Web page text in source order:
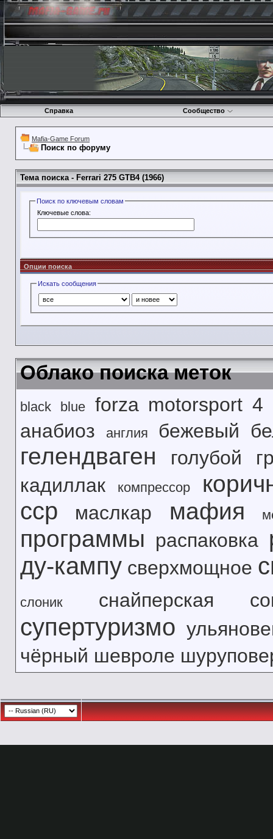
Справка Сообщество
Mafia-Game Forum
Поиск по форуму
Тема поиска - Ferrari 275 GTB4 (1966)
Поиск по ключевым словам
Ключевые слова:
Опции поиска
Искать сообщения
Облако поиска меток
black blue forza motorsport 4
анабиоз
англия бежевый
гелендваген голубой
кадиллак
компрессор
сср маслкар мафия
программы распаковка
ду-кампу сверхмощное
слоник снайперская
супертуризмо
чёрный шевроле